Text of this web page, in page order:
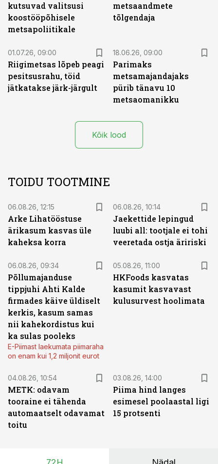
kutsuvad valitsusi
koostööpõhisele
metsapoliitikale
metsaandmete
tõlgendaja
01.07.26, 09:00
Riigimetsas lõpeb peagi
pesitsusrahu, töid
jätkatakse järk-järgult
18.06.26, 09:00
Parimaks
metsamajandajaks
pürib tänavu 10
metsaomanikku
Kõik lood
TOIDU TOOTMINE
06.08.26, 12:15
Arke Lihatööstuse
ärikasum kasvas üle
kaheksa korra
06.08.26, 10:14
Jaekettide lepingud
luubi all: tootjale ei tohi
veeretada ostja äririski
06.08.26, 09:34
Põllumajanduse
tippjuhi Ahti Kalde
firmades käive üldiselt
kerkis, kasum samas
nii kahekordistus kui
ka sulas pooleks
E-Piimast laekumata piimaraha
on enam kui 1,2 miljonit eurot
05.08.26, 11:00
HKFoods kasvatas
kasumit kasvavast
kulusurvest hoolimata
04.08.26, 10:54
METK: odavam
tooraine ei tähenda
automaatselt odavamat
toitu
03.08.26, 14:00
Piima hind langes
esimesel poolaastal ligi
15 protsenti